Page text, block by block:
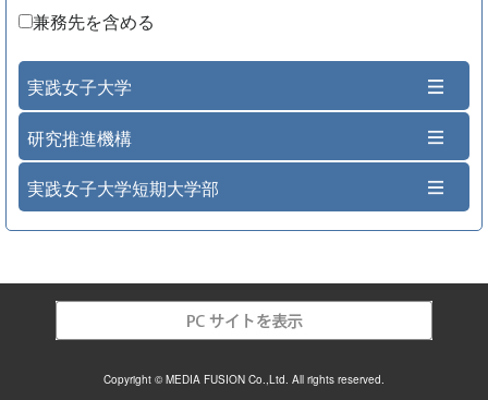
兼務先を含める
実践女子大学
研究推進機構
実践女子大学短期大学部
Copyright © MEDIA FUSION Co.,Ltd. All rights reserved.